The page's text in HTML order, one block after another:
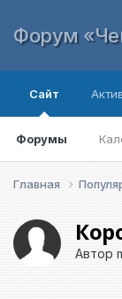
Форум
Сайт
Форумы
Главная
Автор